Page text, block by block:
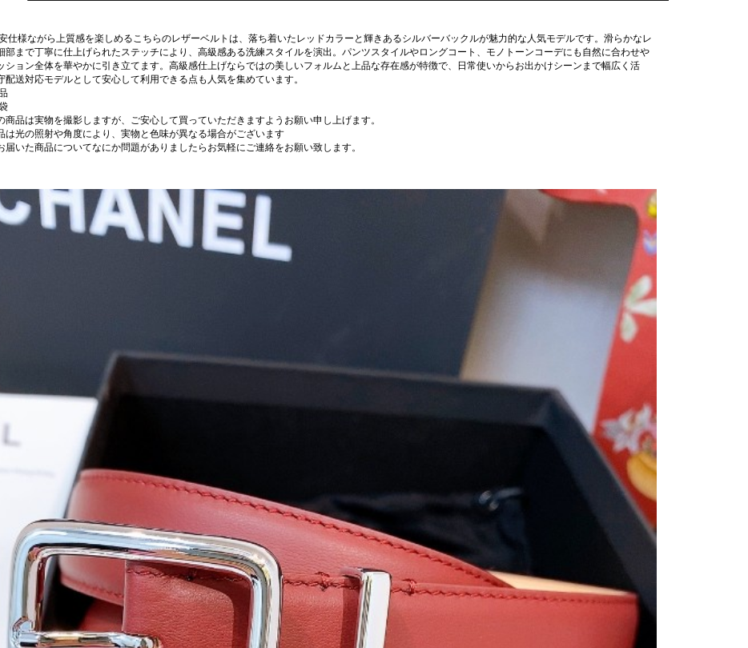
仕様ながら上質感を楽しめるこちらのレザーベルトは、落ち着いたレッドカラーと輝きあるシルバーバックルが魅力的な人気モデルです。滑らかなレ
部まで丁寧に仕上げられたステッチにより、高級感ある洗練スタイルを演出。パンツスタイルやロングコート、モノトーンコーデにも自然に合わせや
ション全体を華やかに引き立てます。高級感仕上げならではの美しいフォルムと上品な存在感が特徴で、日常使いからお出かけシーンまで幅広く活
配送対応モデルとして安心して利用できる点も人気を集めています。
商品は実物を撮影しますが、ご安心して買っていただきますようお願い申し上げます。
光の照射や角度により、実物と色味が異なる場合がございます
届いた商品についてなにか問題がありましたらお気軽にご連絡をお願い致します。